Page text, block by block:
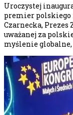
Uroczystej
premier polskiego
Czarnecka,
uważanej za
myślenie globalne,